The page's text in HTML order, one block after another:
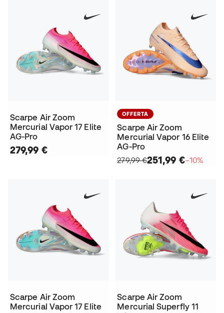
Scarpe Air Zoom
Mercurial Vapor 17 Elite
AG-Pro
279,99 €
OFFERTA
Scarpe Air Zoom
Mercurial Vapor 16 Elite
AG-Pro
279,99 €251,99 €−10%
Scarpe Air Zoom
Mercurial Vapor 17 Elite
Scarpe Air Zoom
Mercurial Superfly 11